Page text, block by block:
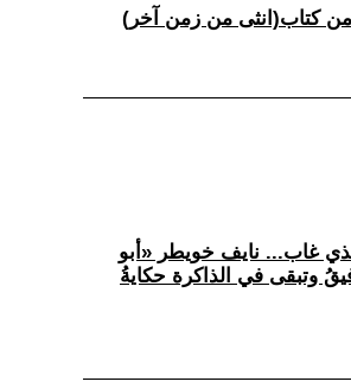
الذي غاب... نايف خويطر «أبو
وتبقى في الذاكرة حكايةُ